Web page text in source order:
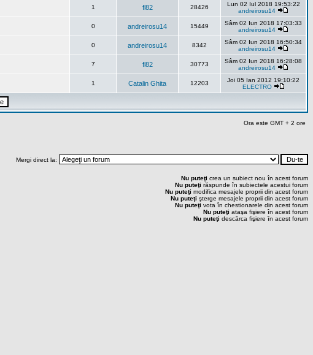
1 fl82 28426
Lun 02 Iul 2018 19:53:22
andreirosu14
0 andreirosu14 15449
Sâm 02 Iun 2018 17:03:33
andreirosu14
0 andreirosu14 8342
Sâm 02 Iun 2018 16:50:34
andreirosu14
7 fl82 30773
Sâm 02 Iun 2018 16:28:08
andreirosu14
1 Catalin Ghita 12203
Joi 05 Ian 2012 19:10:22
ELECTRO
Ora este GMT + 2 ore
Mergi direct la:
Nu puteţi crea un subiect nou în acest forum
Nu puteţi răspunde în subiectele acestui forum
Nu puteţi modifica mesajele proprii din acest forum
Nu puteţi şterge mesajele proprii din acest forum
Nu puteţi vota în chestionarele din acest forum
Nu puteţi ataşa fişiere în acest forum
Nu puteţi descărca fişiere în acest forum